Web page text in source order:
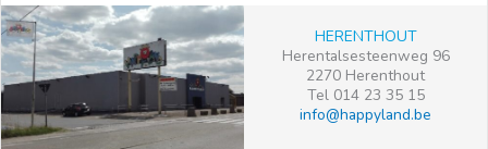
HERENTHOUT
Herentalsesteenweg 96
2270 Herenthout
Tel 014 23 35 15
info@happyland.be